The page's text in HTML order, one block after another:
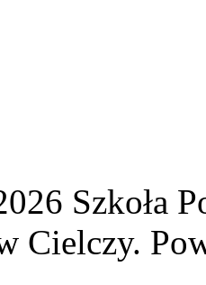
Szkoła
Cielczy.